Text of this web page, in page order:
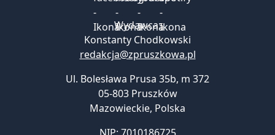
Wydawca:
Konstanty Chodkowski
redakcja@zpruszkowa.pl
Ul. Bolesława Prusa 35b, m 372
05-803 Pruszków
Mazowieckie, Polska